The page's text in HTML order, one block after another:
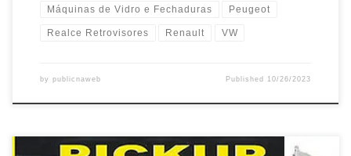
Máquinas de Vidro e Fechaduras Peugeot
Realce Retrovisores Renault VW
by publicnaweb Published 10/26/2023